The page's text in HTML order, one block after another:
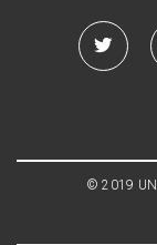
© 2019